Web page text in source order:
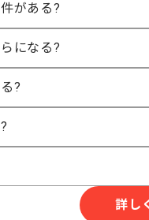
等の取引経験と知見
がある方へ
間
140時間〜180時間
がある?
になる?
?
詳し